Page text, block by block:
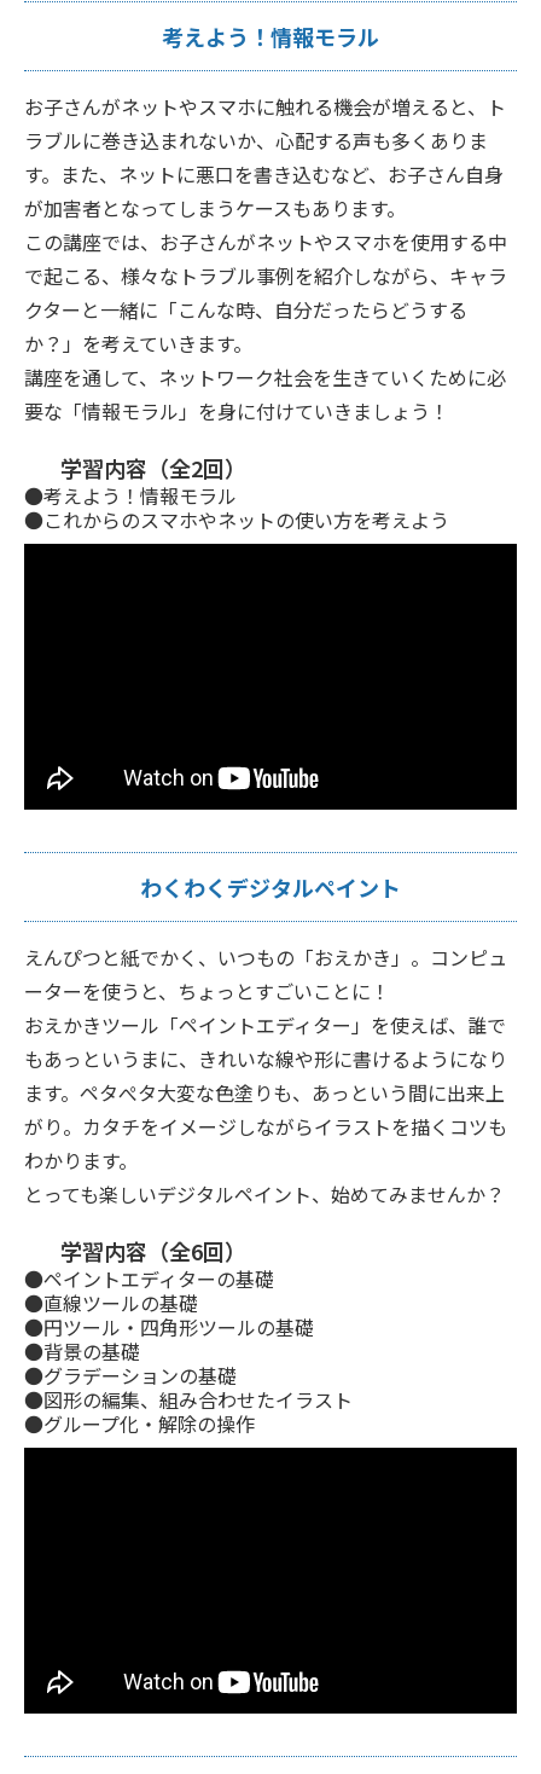
考えよう！情報モラル
お子さんがネットやスマホに触れる機会が増えると、ト
ラブルに巻き込まれないか、心配する声も多くありま
す。また、ネットに悪口を書き込むなど、お子さん自身
が加害者となってしまうケースもあります。
この講座では、お子さんがネットやスマホを使用する中
で起こる、様々なトラブル事例を紹介しながら、キャラ
クターと一緒に「こんな時、自分だったらどうする
か？」を考えていきます。
講座を通して、ネットワーク社会を生きていくために必
要な「情報モラル」を身に付けていきましょう！
学習内容（全2回）
●考えよう！情報モラル
●これからのスマホやネットの使い方を考えよう
わくわくデジタルペイント
えんぴつと紙でかく、いつもの「おえかき」。コンピュ
ーターを使うと、ちょっとすごいことに！
おえかきツール「ペイントエディター」を使えば、誰で
もあっというまに、きれいな線や形に書けるようになり
ます。ペタぺタ大変な色塗りも、あっという間に出来上
がり。カタチをイメージしながらイラストを描くコツも
わかります。
とっても楽しいデジタルペイント、始めてみませんか？
学習内容（全6回）
●ペイントエディターの基礎
●直線ツールの基礎
●円ツール・四角形ツールの基礎
●背景の基礎
●グラデーションの基礎
●図形の編集、組み合わせたイラスト
●グループ化・解除の操作